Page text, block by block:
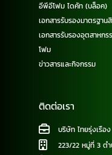
อีพีอีโฟม ไดคัท (บล็อค)
เอกสารรับรองมาตรฐาน
เอกสารรับรองอุตสาหก
โฟม
ข่าวสารและกิจกรรม
ติดต่อเรา
บริษัท ไทยรุ่งเรือ
223/22 หมู่ที่ 3 ต